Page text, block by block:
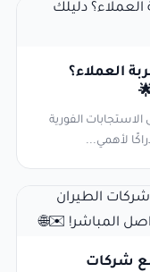
العملاء؟
الفورية
لأهمي...
شركات